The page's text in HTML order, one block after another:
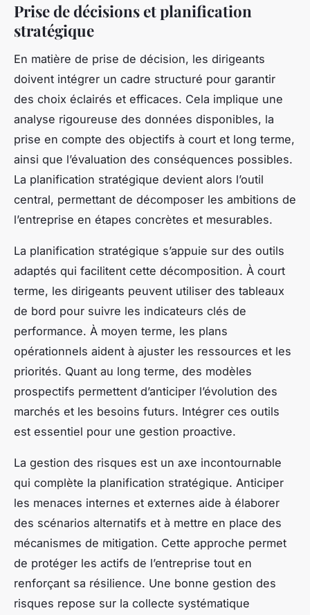
Prise de décisions et planification
stratégique
En matière de prise de décision, les dirigeants
doivent intégrer un cadre structuré pour garantir
des choix éclairés et efficaces. Cela implique une
analyse rigoureuse des données disponibles, la
prise en compte des objectifs à court et long terme,
ainsi que l’évaluation des conséquences possibles.
La planification stratégique devient alors l’outil
central, permettant de décomposer les ambitions de
l’entreprise en étapes concrètes et mesurables.
La planification stratégique s’appuie sur des outils
adaptés qui facilitent cette décomposition. À court
terme, les dirigeants peuvent utiliser des tableaux
de bord pour suivre les indicateurs clés de
performance. À moyen terme, les plans
opérationnels aident à ajuster les ressources et les
priorités. Quant au long terme, des modèles
prospectifs permettent d’anticiper l’évolution des
marchés et les besoins futurs. Intégrer ces outils
est essentiel pour une gestion proactive.
La gestion des risques est un axe incontournable
qui complète la planification stratégique. Anticiper
les menaces internes et externes aide à élaborer
des scénarios alternatifs et à mettre en place des
mécanismes de mitigation. Cette approche permet
de protéger les actifs de l’entreprise tout en
renforçant sa résilience. Une bonne gestion des
risques repose sur la collecte systématique